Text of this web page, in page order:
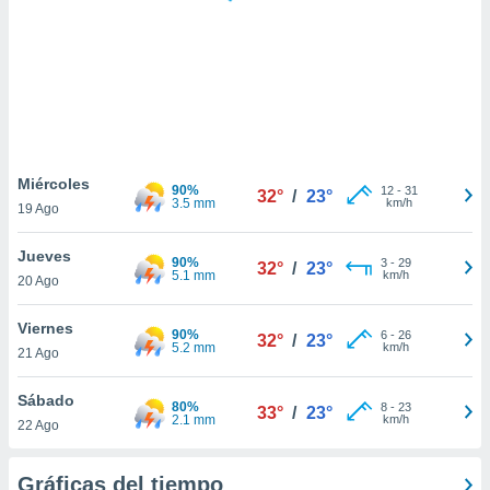
únicos
similares
como
IP
posible
traten tus
en
Para
Miércoles
19 Ago
90%
3.5 mm
32° / 23° 12- 31
km/h
Jueves
20 Ago
90%
5.1 mm
32° / 23° 3- 29
km/h
Viernes
21 Ago
90%
5.2 mm
32° / 23° 6- 26
km/h
Sábado
22 Ago
80%
2.1 mm
33° / 23° 8- 23
km/h
Gráficas del tiempo